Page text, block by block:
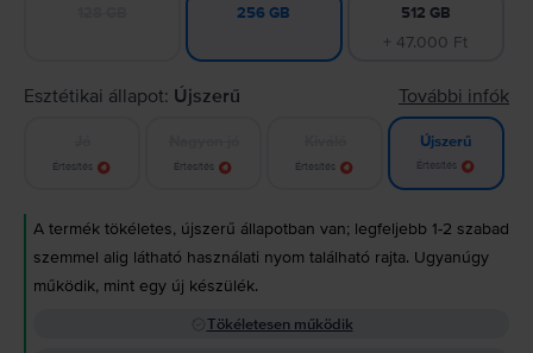
256 GB 512 GB
+ 47.000 Ft
Esztétikai állapot: Újszerű További infók
Értesítés Értesítés Értesítés
Újszerű
Értesítés
A termék tökéletes, újszerű állapotban van; legfeljebb 1-2 szabad
szemmel alig látható használati nyom található rajta. Ugyanúgy
működik, mint egy új készülék.
Tökéletesen működik